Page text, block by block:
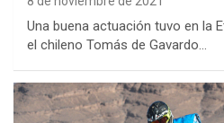
Una buena actuación tuvo en la
el chileno Tomás de Gavardo…